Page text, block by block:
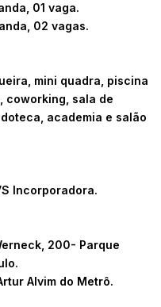
01 vaga.
02 vagas.
mini quadra, piscina
coworking, sala de
academia e salão
Incorporadora.
200- Parque
Alvim do Metrô.